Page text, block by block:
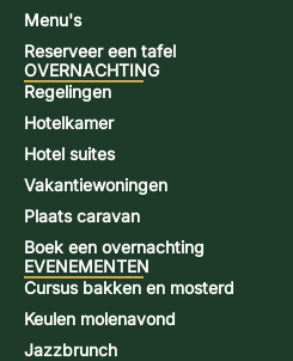
Menu's
Reserveer een tafel
OVERNACHTING
Regelingen
Hotelkamer
Hotel suites
Vakantiewoningen
Plaats caravan
Boek een overnachting
EVENEMENTEN
Cursus bakken en mosterd
Keulen molenavond
Jazzbrunch